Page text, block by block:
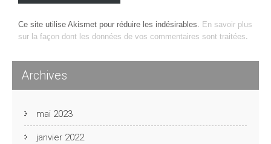
Ce site utilise Akismet pour réduire les indésirables. En savoir plus
sur la façon dont les données de vos commentaires sont traitées.
Archives
mai 2023
janvier 2022